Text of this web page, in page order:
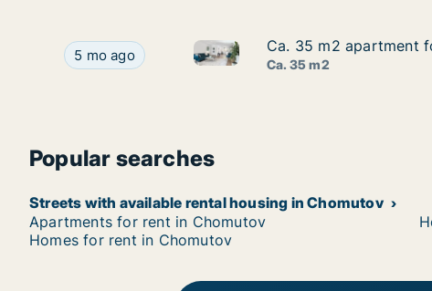
Ca. 35 m2 apartment for rent in Chomutov,
5 mo ago Ca. 35 m2 apartment for rent in
Ca. 35 m2 apartment
Ca. 35 m2 apartment
Ca. 35 m2
Popular searches
Streets with available rental housing in Chomutov
Apartments for rent in Chomutov
Homes for rent in Chomutov